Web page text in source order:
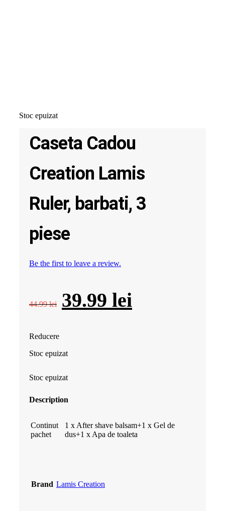
Stoc epuizat
Caseta Cadou
Creation Lamis
Ruler, barbati, 3
piese
Be the first to leave a review.
44.99lei
Prețul
a
fost:
44.99 lei.
39.99 leiPrețul
Reducere
Stoc epuizat
Stoc epuizat
Description
Continut
pachet
1 x After shave balsam+1 x Gel de
dus+1 x Apa de toaleta
Brand Lamis Creation